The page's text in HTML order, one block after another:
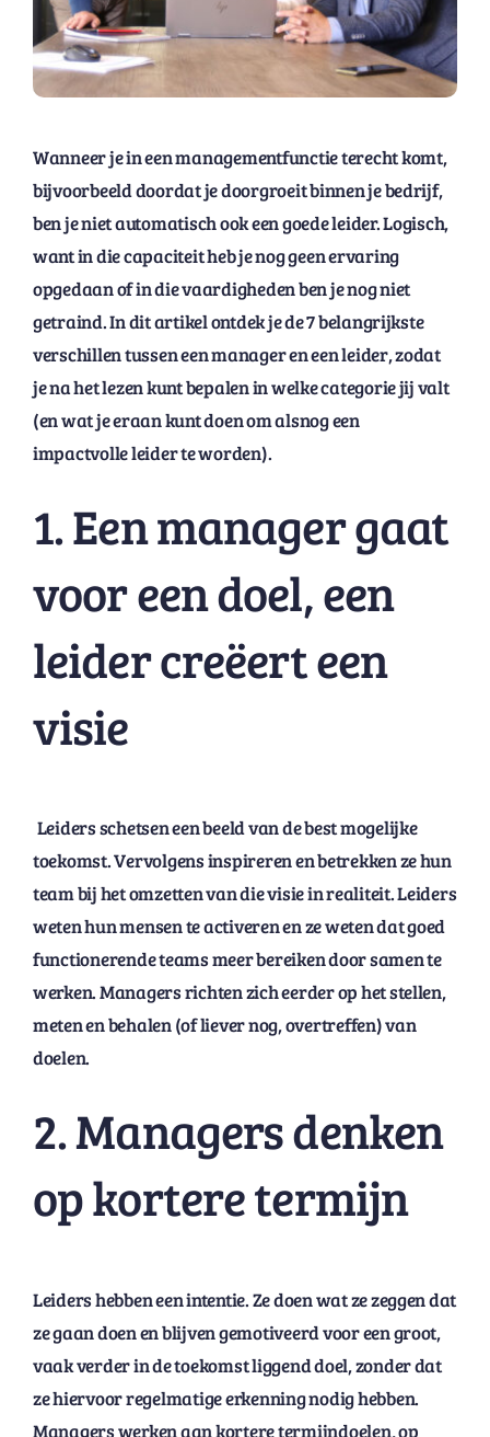
Wanneer je in een managementfunctie terecht komt,
bijvoorbeeld doordat je doorgroeit binnen je bedrijf,
ben je niet automatisch ook een goede leider. Logisch,
want in die capaciteit heb je nog geen ervaring
opgedaan of in die vaardigheden ben je nog niet
getraind. In dit artikel ontdek je de 7 belangrijkste
verschillen tussen een manager en een leider, zodat
je na het lezen kunt bepalen in welke categorie jij valt
(en wat je eraan kunt doen om alsnog een
impactvolle leider te worden).
1. Een manager gaat
voor een doel, een
leider creëert een
visie
Leiders schetsen een beeld van de best mogelijke
toekomst. Vervolgens inspireren en betrekken ze hun
team bij het omzetten van die visie in realiteit. Leiders
weten hun mensen te activeren en ze weten dat goed
functionerende teams meer bereiken door samen te
werken. Managers richten zich eerder op het stellen,
meten en behalen (of liever nog, overtreffen) van
doelen.
2. Managers denken
op kortere termijn
Leiders hebben een intentie. Ze doen wat ze zeggen dat
ze gaan doen en blijven gemotiveerd voor een groot,
vaak verder in de toekomst liggend doel, zonder dat
ze hiervoor regelmatige erkenning nodig hebben.
Managers werken aan kortere termijndoelen, op